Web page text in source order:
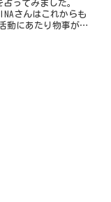
占ってみました。
さんはこれからも
動にあたり物事が前
けていて本人も絶対